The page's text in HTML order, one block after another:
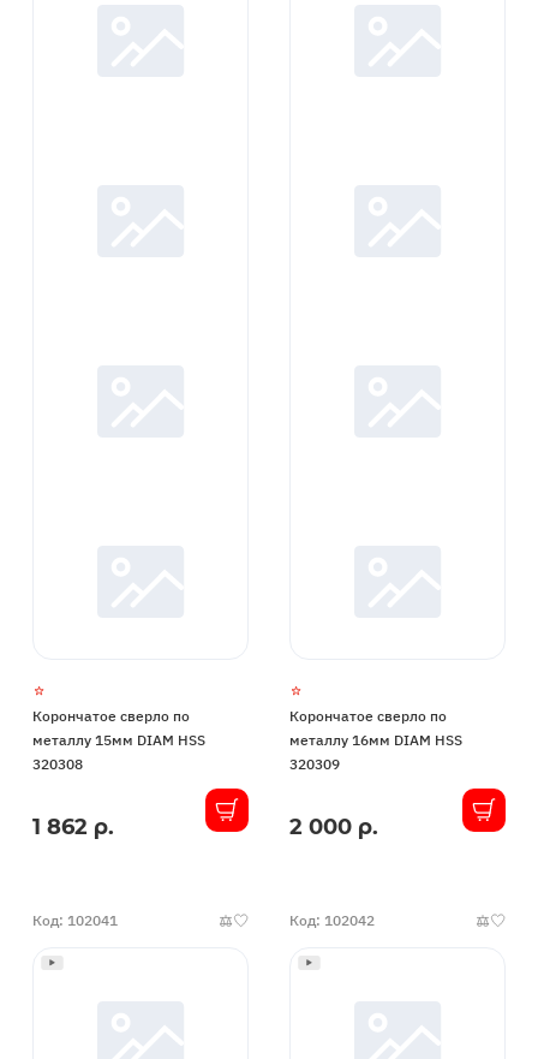
Корончатое сверло по
металлу 15мм DIAM HSS
320308
В1 862 р.
Корончатое сверло по
металлу 16мм DIAM HSS
320309
В
2 000 р.
Код: 102041 Код: 102042